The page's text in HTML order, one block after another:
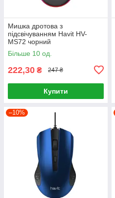
Мишка дротова з
підсвічуванням Havit HV-
MS72 чорний
Більше 10 од.
222,30 ₴ 247 ₴
Купити
–10%